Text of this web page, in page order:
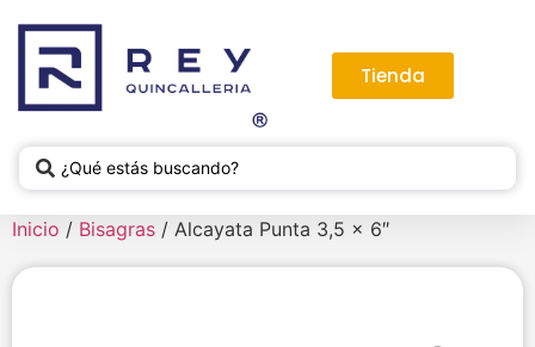
Tienda
Inicio / Bisagras / Alcayata Punta 3,5 x 6″